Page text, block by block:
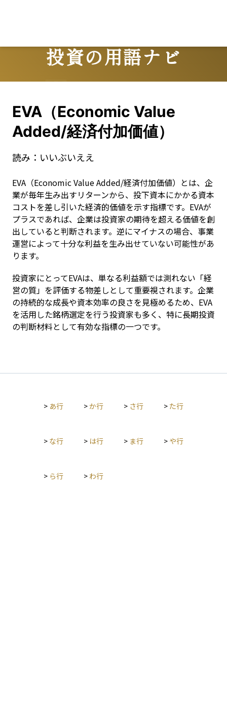
投資の用語ナビ
Terms
EVA（Economic Value
Added/経済付加価値）
読み： いいぶいええ
EVA（Economic Value Added/経済付加価値）とは、企
業が毎年生み出すリターンから、投下資本にかかる資本
コストを差し引いた経済的価値を示す指標です。EVAが
プラスであれば、企業は投資家の期待を超える価値を創
出していると判断されます。逆にマイナスの場合、事業
運営によって十分な利益を生み出せていない可能性があ
ります。
投資家にとってEVAは、単なる利益額では測れない「経
営の質」を評価する物差しとして重要視されます。企業
の持続的な成長や資本効率の良さを見極めるため、EVA
を活用した銘柄選定を行う投資家も多く、特に長期投資
の判断材料として有効な指標の一つです。
> あ行 >か行 > さ行 > た行
> な行 > は行 > ま行 > や行
> ら行 > わ行